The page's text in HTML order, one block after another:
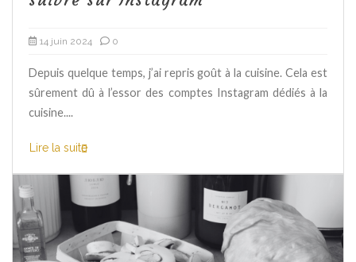
14 juin 2024 0
Depuis quelque temps, j’ai repris goût à la cuisine. Cela est
sûrement dû à l’essor des comptes Instagram dédiés à la
cuisine....
Lire la suite